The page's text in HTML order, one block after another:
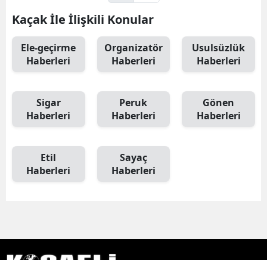
Kaçak İle İlişkili Konular
Ele-geçirme
Haberleri
Organizatör
Haberleri
Usulsüzlük
Haberleri
Sigar
Haberleri
Peruk
Haberleri
Gönen
Haberleri
Etil
Haberleri
Sayaç
Haberleri